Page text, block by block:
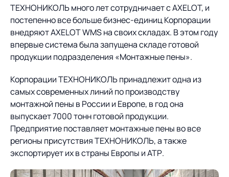
Предложение для
учебных заведений
База знаний
База знаний
ТЕХНОНИКОЛЬ много лет сотрудничает с AXELOT, и
постепенно все больше бизнес-единиц Корпорации
внедряют AXELOT WMS на своих складах. В этом году
впервые система была запущена складе готовой
продукции подразделения «Монтажные пены».
Корпорации ТЕХНОНИКОЛЬ принадлежит одна из
самых современных линий по производству
монтажной пены в России и Европе, в год она
выпускает 7000 тонн готовой продукции.
Предприятие поставляет монтажные пены во все
регионы присутствия ТЕХНОНИКОЛЬ, а также
экспортирует их в страны Европы и АТР.